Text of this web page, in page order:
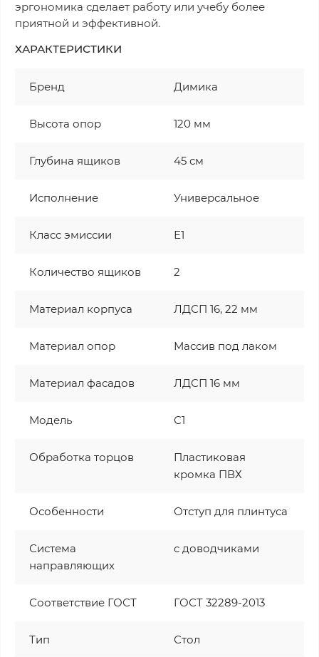
эргономика сделает работу или учебу более
приятной и эффективной.
ХАРАКТЕРИСТИКИ
Бренд Димика
Высота опор 120 мм
Глубина ящиков 45 см
Исполнение Универсальное
Класс эмиссии Е1
Количество ящиков 2
Материал корпуса ЛДСП 16, 22 мм
Материал опор Массив под лаком
Материал фасадов ЛДСП 16 мм
Модель С1
Обработка торцов
Пластиковая
кромка ПВХ
Особенности Отступ для плинтуса
Система
направляющих
с доводчиками
Соответствие ГОСТ ГОСТ 32289-2013
Тип Стол